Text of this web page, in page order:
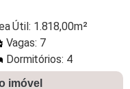
Útil: 1.818,00m²
Vagas: 7
Dormitórios: 4
imóvel